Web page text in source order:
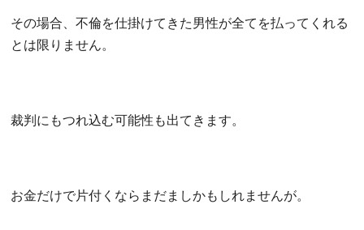
その場合、不倫を仕掛けてきた男性が全てを払ってくれる
とは限りません。
裁判にもつれ込む可能性も出てきます。
お金だけで片付くならまだましかもしれませんが。